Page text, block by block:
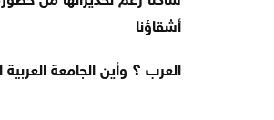
أشقاؤنا
العرب ؟ وأين الجامعة